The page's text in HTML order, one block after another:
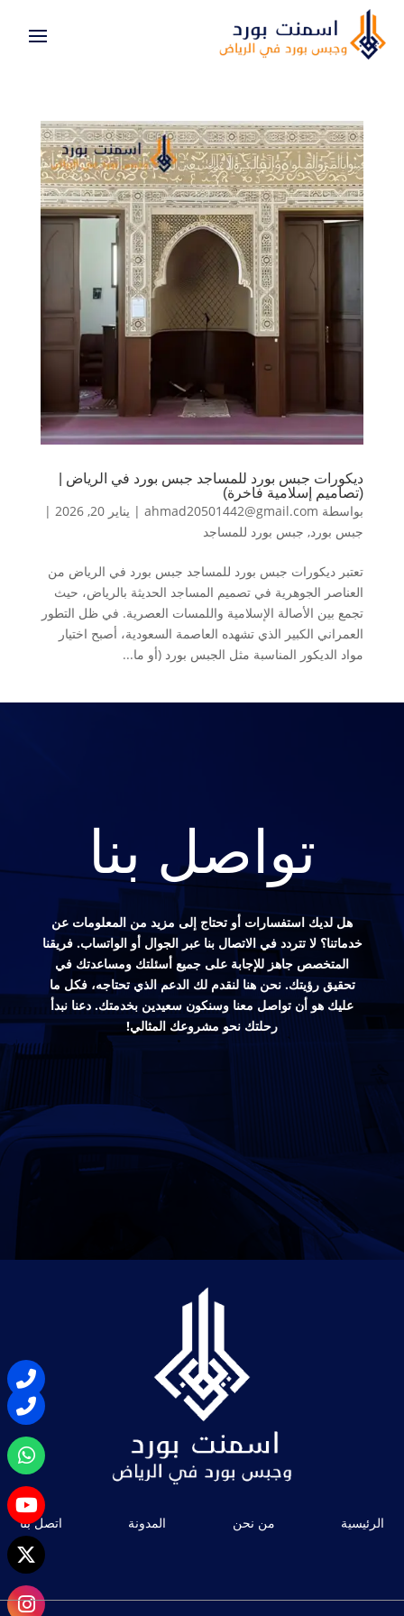
ديكورات جبس بورد للمساجد جبس بورد في الرياض |
(تصاميم إسلامية فاخرة)
بواسطة ahmad20501442@gmail.com
| يناير 20, 2026
|
جبس بورد, جبس بورد للمساجد
تعتبر ديكورات جبس بورد للمساجد جبس بورد في الرياض من
العناصر الجوهرية في تصميم المساجد الحديثة بالرياض، حيث
تجمع بين الأصالة الإسلامية واللمسات العصرية. في ظل التطور
العمراني الكبير الذي تشهده العاصمة السعودية، أصبح اختيار
مواد الديكور المناسبة مثل الجبس بورد (أو ما...
تواصل بنا
هل لديك استفسارات أو تحتاج إلى مزيد من المعلومات عن
خدماتنا؟ لا تتردد في الاتصال بنا عبر الجوال أو الواتساب. فريقنا
المتخصص جاهز للإجابة على جميع أسئلتك ومساعدتك في
تحقيق رؤيتك. نحن هنا لنقدم لك الدعم الذي تحتاجه، فكل ما
عليك هو أن تواصل معنا وسنكون سعيدين بخدمتك. دعنا نبدأ
رحلتك نحو مشروعك المثالي!
الرئيسية من نحن المدونة اتصل بنا